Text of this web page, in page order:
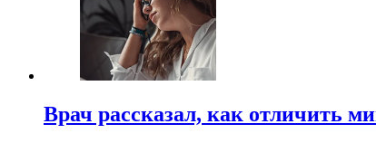
Врач рассказал, как отличить